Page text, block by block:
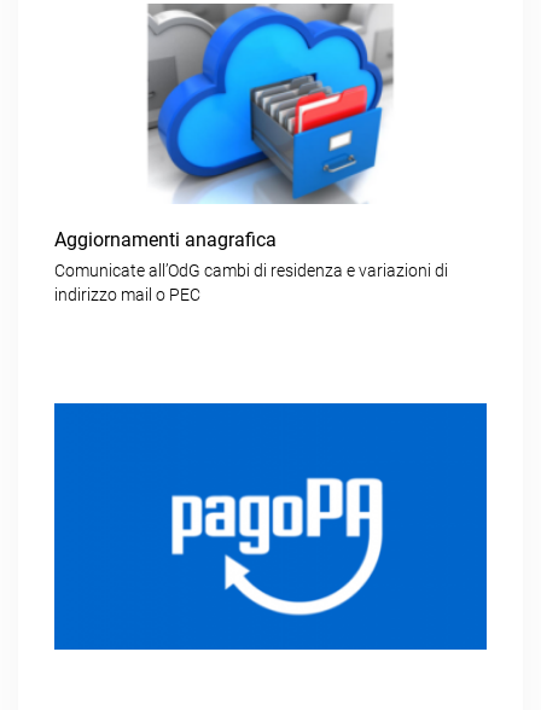
Aggiornamenti anagrafica
Comunicate all’OdG cambi di residenza e variazioni di
indirizzo mail o PEC